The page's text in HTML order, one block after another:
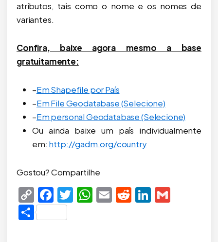
atributos, tais como o nome e os nomes de
variantes.
Confira, baixe agora mesmo a base
gratuitamente:
–Em Shapefile por País
–Em File Geodatabase (Selecione)
–Em personal Geodatabase (Selecione)
Ou ainda baixe um país individualmente
em: http://gadm.org/country
Gostou? Compartilhe
Copy
Link
Facebook
Twitter
WhatsApp
EmailRedditLinkedIn
Share